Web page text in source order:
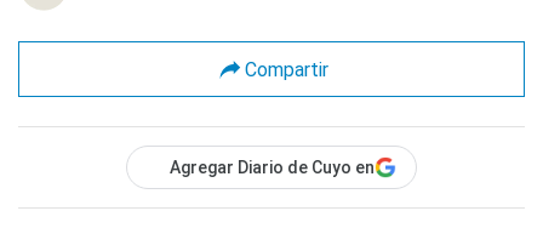
Compartir
Agregar Diario de Cuyo en